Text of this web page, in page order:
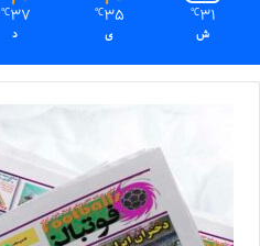
31
℃
ش
35
℃
ی
37
℃
د